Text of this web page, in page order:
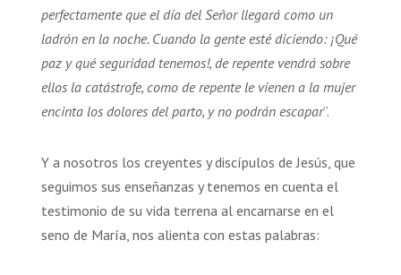
perfectamente que el día del Señor llegará como un
ladrón en la noche. Cuando la gente esté diciendo: ¡Qué
paz y qué seguridad tenemos!, de repente vendrá sobre
ellos la catástrofe, como de repente le vienen a la mujer
encinta los dolores del parto, y no podrán escapar”.
Y a nosotros los creyentes y discípulos de Jesús, que
seguimos sus enseñanzas y tenemos en cuenta el
testimonio de su vida terrena al encarnarse en el
seno de María, nos alienta con estas palabras: